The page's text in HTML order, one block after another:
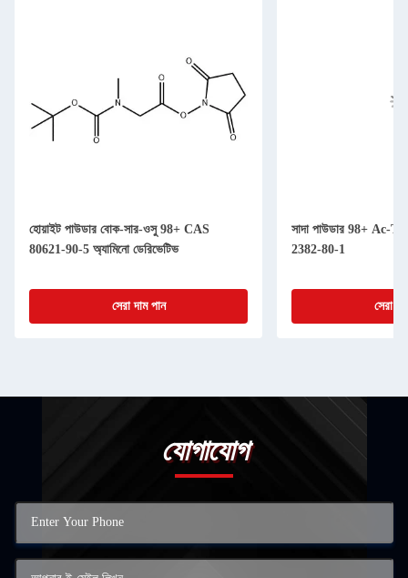
হোয়াইট পাউডার বোক-সার-ওসু 98+ CAS
80621-90-5 অ্যামিনো ডেরিভেটিভ
সেরা দাম পান
সাদা পাউডার 98+ Ac-
2382-80-1
সেরা
যোগাযোগ